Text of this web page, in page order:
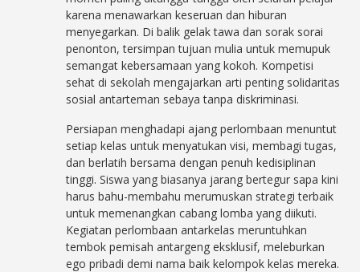
karena menawarkan keseruan dan hiburan
menyegarkan. Di balik gelak tawa dan sorak sorai
penonton, tersimpan tujuan mulia untuk memupuk
semangat kebersamaan yang kokoh. Kompetisi
sehat di sekolah mengajarkan arti penting solidaritas
sosial antarteman sebaya tanpa diskriminasi.
Persiapan menghadapi ajang perlombaan menuntut
setiap kelas untuk menyatukan visi, membagi tugas,
dan berlatih bersama dengan penuh kedisiplinan
tinggi. Siswa yang biasanya jarang bertegur sapa kini
harus bahu-membahu merumuskan strategi terbaik
untuk memenangkan cabang lomba yang diikuti.
Kegiatan perlombaan antarkelas meruntuhkan
tembok pemisah antargeng eksklusif, meleburkan
ego pribadi demi nama baik kelompok kelas mereka.